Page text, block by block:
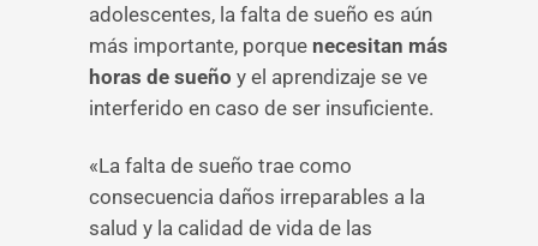
adolescentes, la falta de sueño es aún
más importante, porque necesitan más
horas de sueño y el aprendizaje se ve
interferido en caso de ser insuficiente.
«La falta de sueño trae como
consecuencia daños irreparables a la
salud y la calidad de vida de las